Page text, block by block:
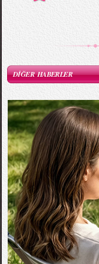
DİĞER HABERLER